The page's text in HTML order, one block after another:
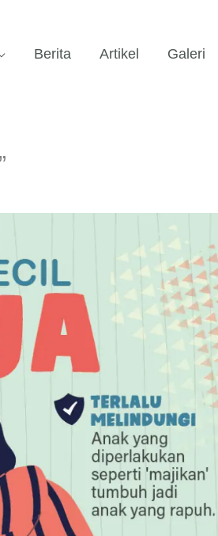
Berita Artikel Galeri